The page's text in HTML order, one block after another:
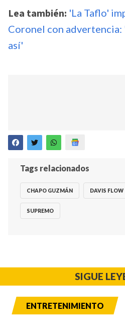
Lea también: 'La Taflo'
Coronel con advertencia:
así'
Tags relacionados
CHAPO GUZMÁN DAVIS FLOW
SUPREMO
SIGUE
ENTRETENIMIENTO